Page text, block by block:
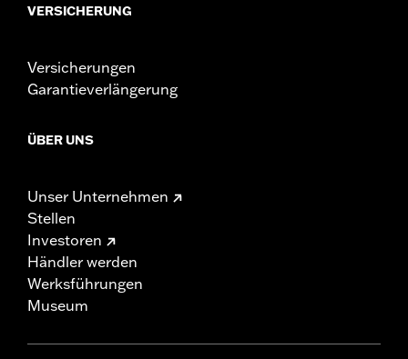
VERSICHERUNG
Versicherungen
Garantieverlängerung
ÜBER UNS
Unser Unternehmen
Stellen
Investoren
Händler werden
Werksführungen
Museum